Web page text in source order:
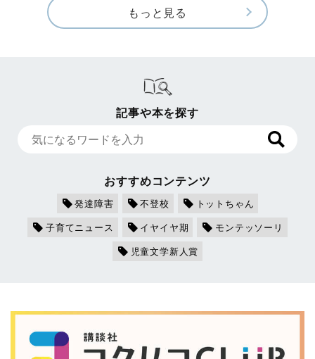
もっと見る
記事や本を探す
おすすめコンテンツ
発達障害 不登校
トットちゃん
子育てニュース
イヤイヤ期
モンテッソーリ
児童文学新人賞